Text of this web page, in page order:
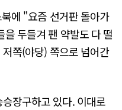
에 "요즘 선거판 돌아가
두들겨 팬 약발도 다 떨
쪽(야당) 쪽으로 넘어간
장구하고 있다. 이대로